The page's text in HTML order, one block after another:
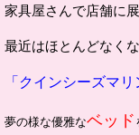
家具屋さんで店舗に
最近はほとんどなく
「クインシーズマ
夢の様な優雅なベッド